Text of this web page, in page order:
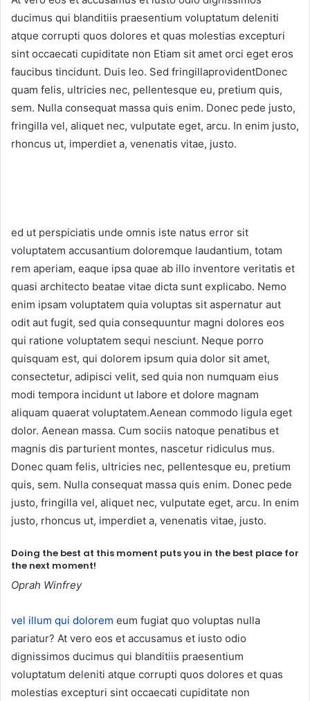
ducimus qui blanditiis praesentium voluptatum deleniti
atque corrupti quos dolores et quas molestias excepturi
sint occaecati cupiditate non Etiam sit amet orci eget eros
faucibus tincidunt. Duis leo. Sed fringillaprovidentDonec
quam felis, ultricies nec, pellentesque eu, pretium quis,
sem. Nulla consequat massa quis enim. Donec pede justo,
fringilla vel, aliquet nec, vulputate eget, arcu. In enim justo,
rhoncus ut, imperdiet a, venenatis vitae, justo.
ed ut perspiciatis unde omnis iste natus error sit
voluptatem accusantium doloremque laudantium, totam
rem aperiam, eaque ipsa quae ab illo inventore veritatis et
quasi architecto beatae vitae dicta sunt explicabo. Nemo
enim ipsam voluptatem quia voluptas sit aspernatur aut
odit aut fugit, sed quia consequuntur magni dolores eos
qui ratione voluptatem sequi nesciunt. Neque porro
quisquam est, qui dolorem ipsum quia dolor sit amet,
consectetur, adipisci velit, sed quia non numquam eius
modi tempora incidunt ut labore et dolore magnam
aliquam quaerat voluptatem.Aenean commodo ligula eget
dolor. Aenean massa. Cum sociis natoque penatibus et
magnis dis parturient montes, nascetur ridiculus mus.
Donec quam felis, ultricies nec, pellentesque eu, pretium
quis, sem. Nulla consequat massa quis enim. Donec pede
justo, fringilla vel, aliquet nec, vulputate eget, arcu. In enim
justo, rhoncus ut, imperdiet a, venenatis vitae, justo.
Doing the best at this moment puts you in the best place for
the next moment!
Oprah Winfrey
vel illum qui dolorem eum fugiat quo voluptas nulla
pariatur? At vero eos et accusamus et iusto odio
dignissimos ducimus qui blanditiis praesentium
voluptatum deleniti atque corrupti quos dolores et quas
molestias excepturi sint occaecati cupiditate non